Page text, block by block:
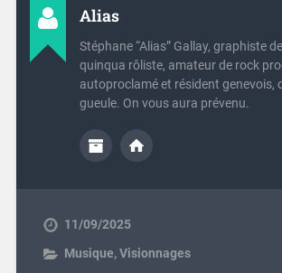
Alias
Stéphane “Alias” Gallay, graphiste
quinqua rôliste, amateur de rock
autoproclamé et résident genevois,
gueule. On vous aura prévenu.
11/09/2025
Musique,Visionnages